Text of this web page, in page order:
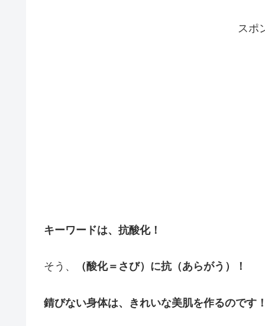
スポ
キーワードは、抗酸化！
そう、 （酸化＝さび）に抗（あらがう）！
錆びない身体は、きれいな美肌を作るのです